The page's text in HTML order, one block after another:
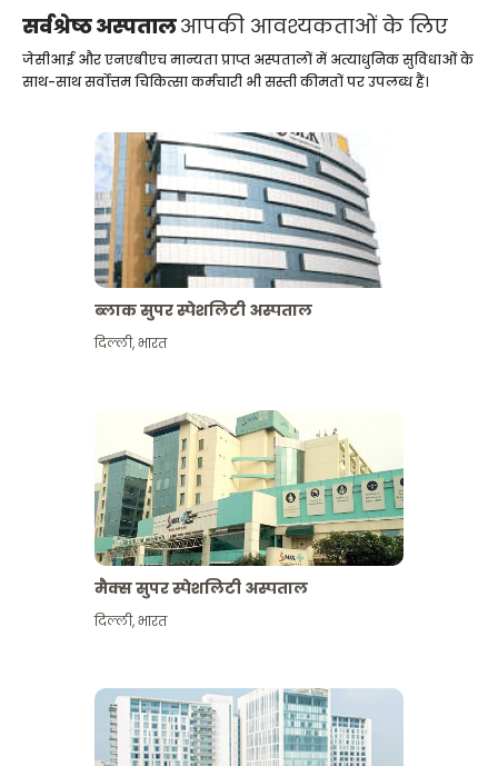
सर्वश्रेष्ठ अस्पतालआपकी आवश्यकताओं के लिए
जेसीआई और एनएबीएच मान्यता प्राप्त अस्पतालों में अत्याधुनिक सुविधाओं के
साथ-साथ सर्वोत्तम चिकित्सा कर्मचारी भी सस्ती कीमतों पर उपलब्ध हैं।
ब्लाक सुपर स्पेशलिटी अस्पताल
दिल्ली,भारत
मैक्स सुपर स्पेशलिटी अस्पताल
दिल्ली,भारत